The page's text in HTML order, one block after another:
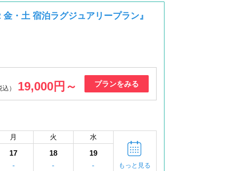
・土 宿泊ラグジュアリープラン』
） 19,000円～ プランをみる
月 火 水
17
-
18
-
19
-
もっと見る